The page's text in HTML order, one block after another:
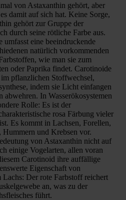
von Astaxanthin gehört, aber
damit auf sich hat. Keine Sorge,
gehört zur Gruppe der
durch seine rötliche Farbe aus.
eine beeindruckende
natürlich vorkommenden
wie man sie zum
oder Paprika findet. Carotinoide
pflanzlichen Stoffwechsel,
indem sie Licht einfangen
abwehren. In Wasserökosystemen
Rolle: Es ist der
rosa Färbung vieler
Es kommt in Lachsen, Forellen,
Hummern und Krebsen vor.
von Astaxanthin nicht auf
einige Vogelarten, allen voran
Carotinoid ihre auffällige
Eigenschaft von
Der rote Farbstoff reichert
an, was zu der
führt.